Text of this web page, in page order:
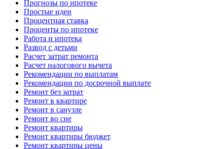
Прогнозы по ипотеке
Простые идеи
Процентная ставка
Проценты по ипотеке
Работа и ипотека
Развод с детьми
Расчет затрат ремонта
Расчет налогового вычета
Рекомендации по выплатам
Рекомендации по досрочной выплате
Ремонт без затрат
Ремонт в квартире
Ремонт в санузле
Ремонт во сне
Ремонт квартиры
Ремонт квартиры бюджет
Ремонт квартиры цены